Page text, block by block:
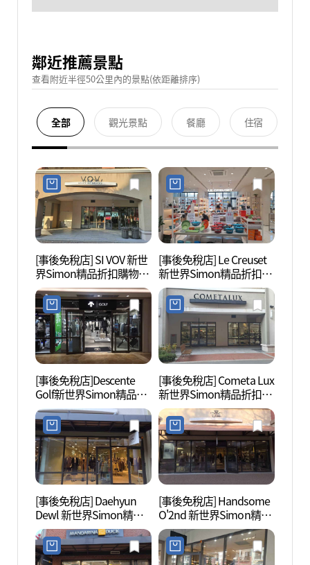
鄰近推薦景點
查看附近半徑50公里內的景點(依距離排序)
全部 觀光景點 餐廳 住宿
[事後免稅店] SI VOV 新世
界Simon精品折扣購物中
心坡州店(보브 신세계사
이먼프리미엄아울렛 파
주점)
[事後免稅店] Le Creuset
新世界Simon精品折扣購
物中心坡州店(르크루제
신세계사이먼프리미엄아
울렛 파주점)
[事後免稅店]Descente
Golf新世界Simon精品折
扣購物中心坡州店(데상
트골프 신세계사이먼프
리미엄아울렛 파주점)
[事後免稅店] Cometa Lux
新世界Simon精品折扣購
物中心坡州店(코메타엘
엑스 신세계사이먼프리
미엄아울렛 파주점)
[事後免稅店] Daehyun
Dewl 新世界Simon精品
折扣購物中心坡州店(듀
엘 신세계사이먼프리미
엄아울렛 파주점)
[事後免稅店] Handsome
O'2nd 新世界Simon精品
折扣購物中心坡州店(오
즈세컨 신세계사이먼프
리미엄아울렛 파주점)